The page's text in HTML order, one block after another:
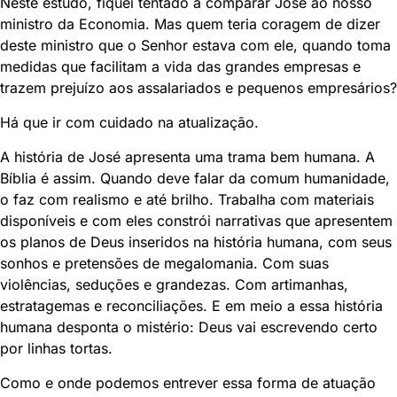
ministro da Economia. Mas quem teria coragem de dizer
deste ministro que o Senhor estava com ele, quando toma
medidas que facilitam a vida das grandes empresas e
trazem prejuízo aos assalariados e pequenos empresários?
Há que ir com cuidado na atualização.
A história de José apresenta uma trama bem humana. A
Bíblia é assim. Quando deve falar da comum humanidade,
o faz com realismo e até brilho. Trabalha com materiais
disponíveis e com eles constrói narrativas que apresentem
os planos de Deus inseridos na história humana, com seus
sonhos e pretensões de megalomania. Com suas
violências, seduções e grandezas. Com artimanhas,
estratagemas e reconciliações. E em meio a essa história
humana desponta o mistério: Deus vai escrevendo certo
por linhas tortas.
Como e onde podemos entrever essa forma de atuação